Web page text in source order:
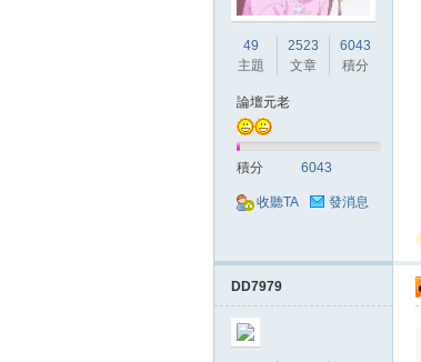
49
主題
2523
文章
6043
積分
論壇元老
積分 6043
收聽TA 發消息
DD7979